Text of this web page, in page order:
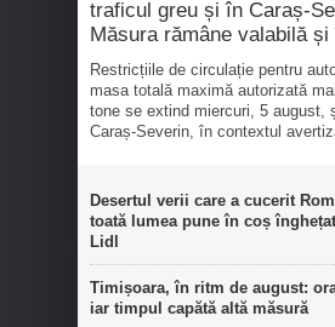
traficul greu și în Caraș-
Măsura rămâne valabilă și
Restricțiile de circulație pentru
masa totală maximă autorizată
tone se extind miercuri, 5 august,
Caraș-Severin, în contextul
Desertul verii care a cucerit
toată lumea pune în coș
Lidl
Timișoara, în ritm de august:
iar timpul capătă altă măsură